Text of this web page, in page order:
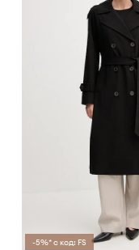
-5%* с код: FS